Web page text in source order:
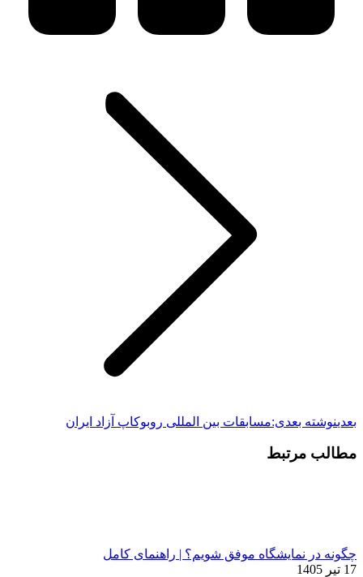
بعدینوشته بعدی:مسابقات بین المللی روبوکاپ آزاد ایران
مطالب مرتبط
چگونه در نمایشگاه موفق شویم؟ | راهنمای کامل
17 تیر 1405